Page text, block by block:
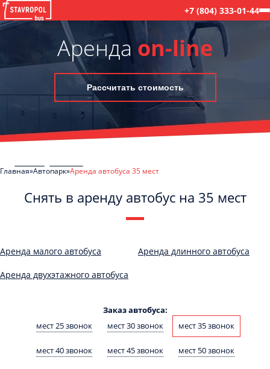
+7 (804) 333-01-44
Аренда on-line
Рассчитать стоимость
Главная Автопарк Аренда автобуса 35 мест
Снять в аренду автобус на 35 мест
Аренда малого автобуса Аренда длинного автобуса
Аренда двухэтажного автобуса
Заказ автобуса:
мест 25 звонок
мест 30 звонок мест 35 звонок
мест 40 звонок мест 45 звонок мест 50 звонок
обработку моих Персональных данных